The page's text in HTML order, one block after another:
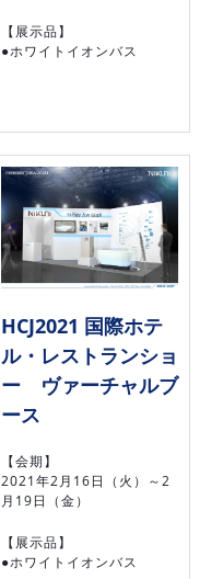
【展示品】
●ホワイトイオンバス
HCJ2021 国際ホテ
ル・レストランショ
ー ヴァーチャルブ
ース
【会期】
2021年2月16日（火）～2
月19日（金）
【展示品】
●ホワイトイオンバス